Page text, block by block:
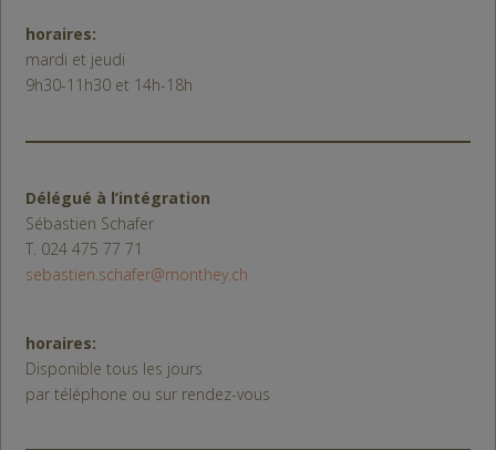
horaires:
mardi et jeudi
9h30-11h30 et 14h-18h
Délégué à l’intégration
Sébastien Schafer
T. 024 475 77 71
sebastien.schafer@monthey.ch
horaires:
Disponible tous les jours
par téléphone ou sur rendez-vous